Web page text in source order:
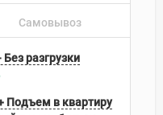
Самовывоз
разгрузки
Подъем в квартиру